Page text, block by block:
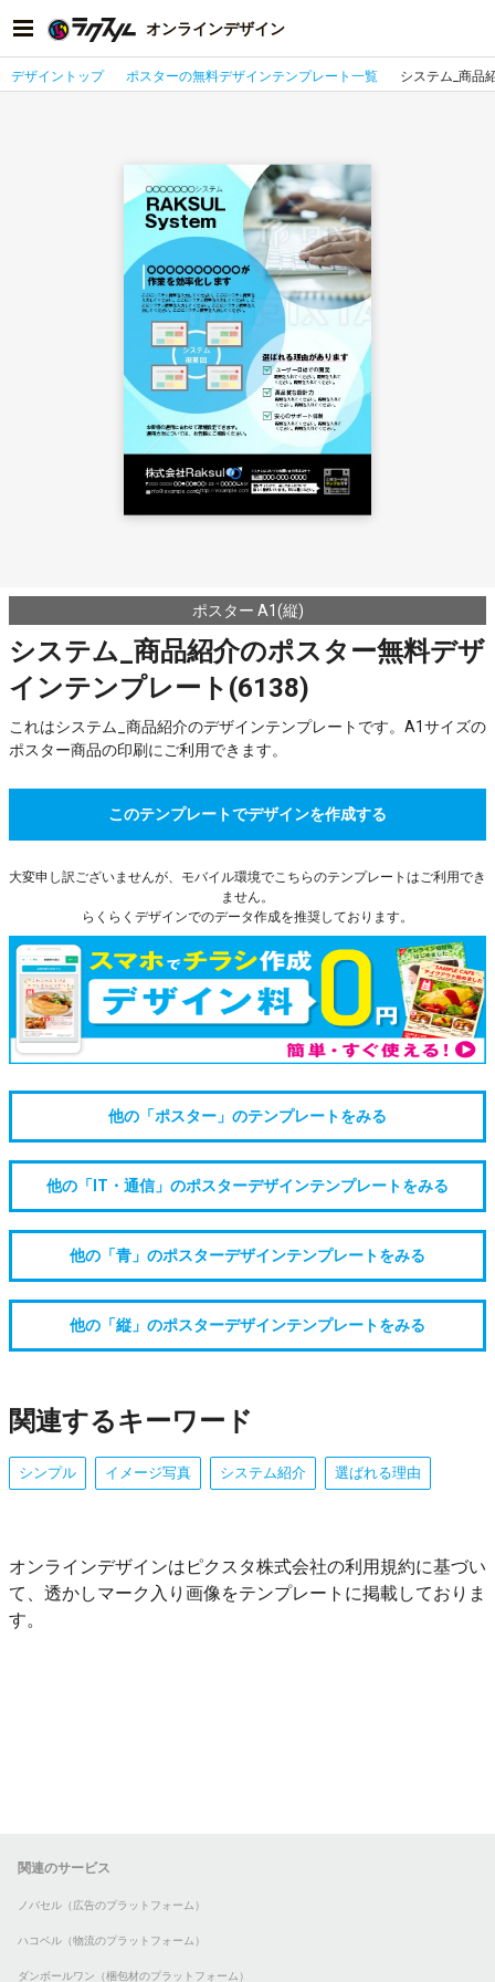
オンラインデザイン
デザイントップ ポスターの無料デザインテンプレート一覧 システム_商品
ポスター A1(縦)
システム_商品紹介のポスター無料デザ
インテンプレート(6138)
これはシステム_商品紹介のデザインテンプレートです。A1サイズの
ポスター商品の印刷にご利用できます。
このテンプレートでデザインを作成する
大変申し訳ございませんが、モバイル環境でこちらのテンプレートはご利用でき
ません。
らくらくデザインでのデータ作成を推奨しております。
他の「ポスター」のテンプレートをみる
他の「IT・通信」のポスターデザインテンプレートをみる
他の「青」のポスターデザインテンプレートをみる
他の「縦」のポスターデザインテンプレートをみる
関連するキーワード
シンプル イメージ写真 システム紹介 選ばれる理由
オンラインデザインはピクスタ株式会社の利用規約に基づい
て、透かしマーク入り画像をテンプレートに掲載しておりま
す。
関連のサービス
ノバセル（広告のプラットフォーム）
ハコベル（物流のプラットフォーム）
ダンボールワン（梱包材のプラットフォーム）